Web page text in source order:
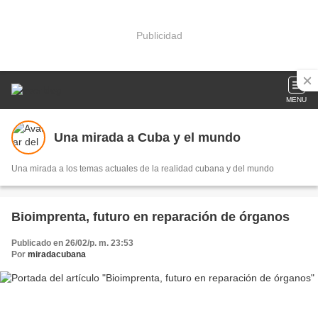
Publicidad
MENU
Una mirada a Cuba y el mundo
Una mirada a los temas actuales de la realidad cubana y del mundo
Bioimprenta, futuro en reparación de órganos
Publicado en 26/02/p. m. 23:53
Por miradacubana